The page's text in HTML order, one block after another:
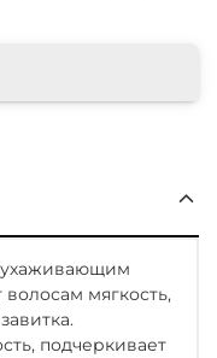
мягкость,
подчеркивает